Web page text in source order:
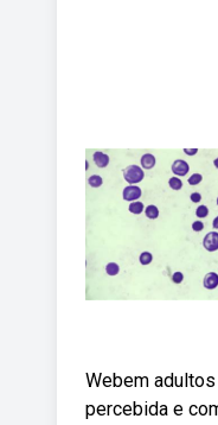
Webem
percebida e